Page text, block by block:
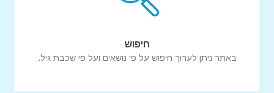
חיפוש
באתר ניתן לערוך חיפוש על פי נושאים ועל פי שכבת גיל.